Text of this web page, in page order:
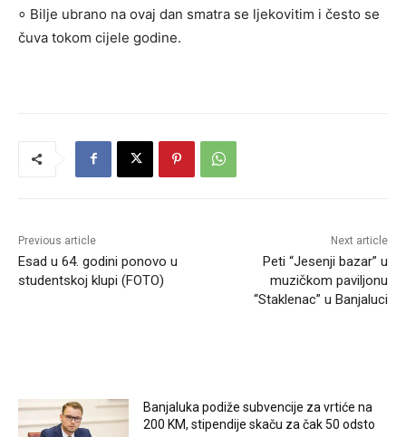
⸰ Bilje ubrano na ovaj dan smatra se ljekovitim i često se
čuva tokom cijele godine.
Previous article
Esad u 64. godini ponovo u
studentskoj klupi (FOTO)
Next article
Peti “Jesenji bazar” u
muzičkom paviljonu
“Staklenac” u Banjaluci
Banjaluka podiže subvencije za vrtiće na
200 KM, stipendije skaču za čak 50 odsto